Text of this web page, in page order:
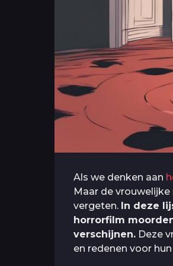
Als we denken aan
Maar de
vergeten. In deze
horrorfilm
verschijnen. Deze
en redenen voor